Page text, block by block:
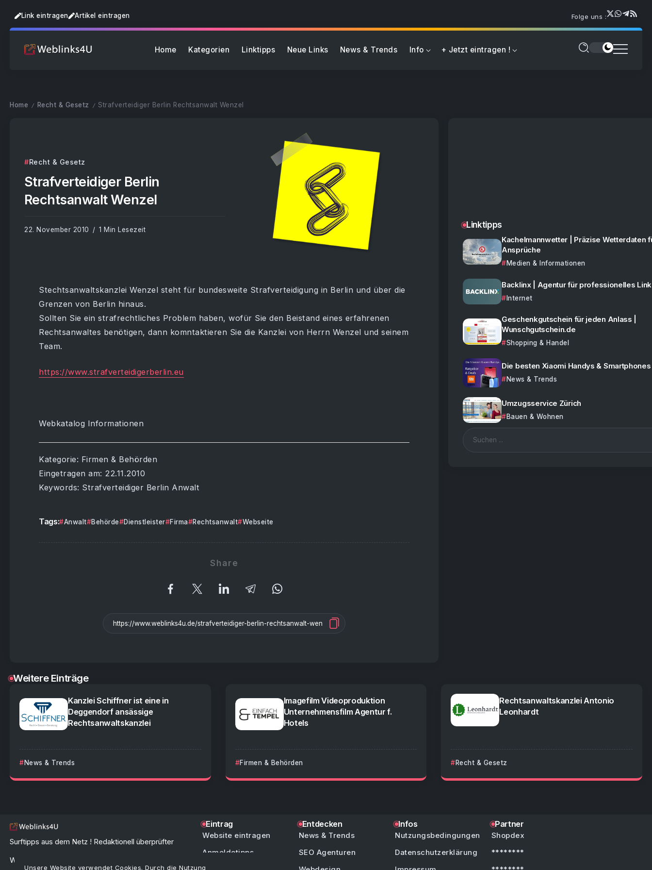
Link eintragen Artikel eintragen Folge uns :
Home Kategorien Linktipps Neue Links News & Trends Info + Jetzt eintragen !
Home / Recht & Gesetz / Strafverteidiger Berlin Rechtsanwalt Wenzel
Recht & Gesetz
Strafverteidiger Berlin
Rechtsanwalt Wenzel
22. November 2010 1 Min Lesezeit
Stechtsanwaltskanzlei Wenzel steht für bundesweite Strafverteidigung in Berlin und über die
Grenzen von Berlin hinaus.
Sollten Sie ein strafrechtliches Problem haben, wofür Sie den Beistand eines erfahrenen
Rechtsanwaltes benötigen, dann komntaktieren Sie die Kanzlei von Herrn Wenzel und seinem
Team.
https://www.strafverteidigerberlin.eu
Webkatalog Informationen
Kategorie: Firmen & Behörden
Eingetragen am: 22.11.2010
Keywords: Strafverteidiger Berlin Anwalt
Tags: Anwalt Behörde Dienstleister Firma Rechtsanwalt Webseite
Share
Linktipps
Kachelmannwetter | Präzise Wetterdaten
Ansprüche
Medien & Informationen
Backlinx | Agentur für professionelles
Internet
Geschenkgutschein für jeden Anlass |
Wunschgutschein.de
Shopping & Handel
Die besten Xiaomi Handys & Smartphones
News & Trends
Umzugsservice Zürich
Bauen & Wohnen
Weitere Einträge
Kanzlei Schiffner ist eine in
Deggendorf ansässige
Rechtsanwaltskanzlei
News & Trends
Imagefilm Videoproduktion
Unternehmensfilm Agentur f.
Hotels
Firmen & Behörden
Rechtsanwaltskanzlei Antonio
Leonhardt
Recht & Gesetz
Surftipps aus dem Netz ! Redaktionell überprüfter
Webkatalog & Linkverzeichnis zur schnellen und
Eintrag
Website eintragen
Anmeldetipps
Entdecken
News & Trends
SEO Agenturen
Infos
Nutzungsbedingungen
Datenschutzerklärung
Partner
Shopdex
********
Unsere Website verwendet Cookies. Durch die Nutzung